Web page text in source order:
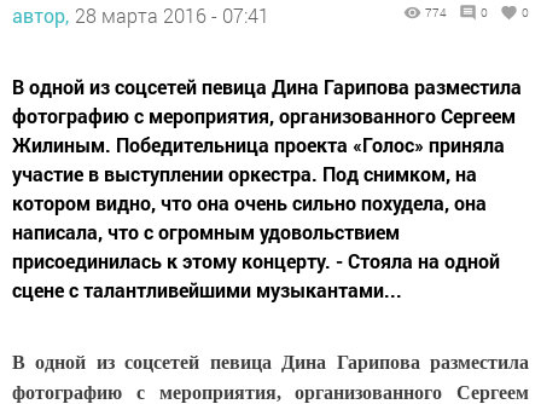
автор, 28 марта 2016 - 07:41 774 0 0
В одной из соцсетей певица Дина Гарипова разместила
фотографию с мероприятия, организованного Сергеем
Жилиным. Победительница проекта «Голос» приняла
участие в выступлении оркестра. Под снимком, на
котором видно, что она очень сильно похудела, она
написала, что с огромным удовольствием
присоединилась к этому концерту. - Стояла на одной
сцене с талантливейшими музыкантами...
В одной из соцсетей певица Дина Гарипова разместила
фотографию с мероприятия, организованного Сергеем